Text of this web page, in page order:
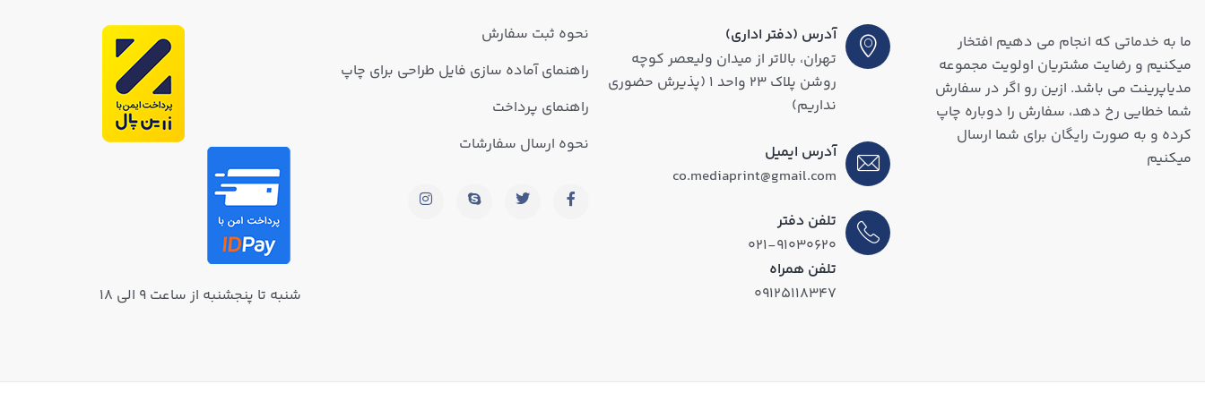
ما به خدماتی که انجام می دهیم افتخار
میکنیم و رضایت مشتریان اولویت مجموعه
مدیاپرینت می باشد. ازین رو اگر در سفارش
شما خطایی رخ دهد، سفارش را دوباره چاپ
کرده و به صورت رایگان برای شما ارسال
میکنیم
آدرس (دفتر اداری)
تهران، بالاتر از میدان ولیعصر کوچه
روشن پلاک ۲۳ واحد ۱ (پذیرش حضوری
نداریم)
آدرس ایمیل
co.mediaprint@gmail.com
تلفن دفتر
۰۲۱-۹۱۰۳۰۶۲۰
تلفن همراه
۰۹۱۲۵۱۱۸۳۴۷
نحوه ثبت سفارش
راهنمای آماده سازی فایل طراحی برای چاپ
راهنمای پرداخت
نحوه ارسال سفارشات
شنبه تا پنجشنبه از ساعت ۹ الی ۱۸